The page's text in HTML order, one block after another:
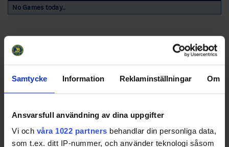
Samtycke Information Reklaminställningar Om
Ansvarsfull användning av dina uppgifter
Vi och våra 1022 partners behandlar din personliga data,
som t.ex. ditt IP-nummer, och använder teknologi såsom
No Games today..
Swehockey – Svenska Ishockeyförbundets officiella app
Swehockey ger dig tillgång till nyheter, livebevakning